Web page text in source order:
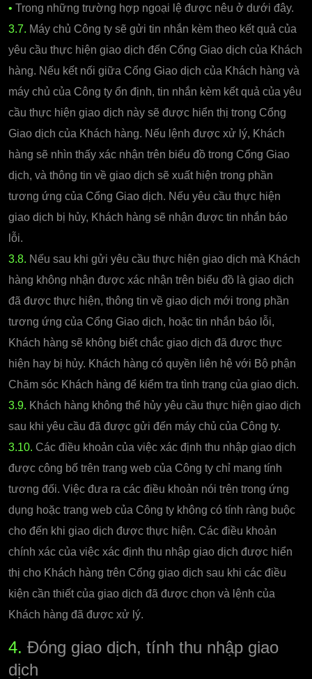
• Trong những trường hợp ngoại lệ được nêu ở dưới đây.
3.7. Máy chủ Công ty sẽ gửi tin nhắn kèm theo kết quả của
yêu cầu thực hiện giao dịch đến Cổng Giao dịch của Khách
hàng. Nếu kết nối giữa Cổng Giao dịch của Khách hàng và
máy chủ của Công ty ổn định, tin nhắn kèm kết quả của yêu
cầu thực hiện giao dịch này sẽ được hiển thị trong Cổng
Giao dịch của Khách hàng. Nếu lệnh được xử lý, Khách
hàng sẽ nhìn thấy xác nhận trên biểu đồ trong Cổng Giao
dịch, và thông tin về giao dịch sẽ xuất hiện trong phần
tương ứng của Cổng Giao dịch. Nếu yêu cầu thực hiện
giao dịch bị hủy, Khách hàng sẽ nhận được tin nhắn báo
lỗi.
3.8. Nếu sau khi gửi yêu cầu thực hiện giao dịch mà Khách
hàng không nhận được xác nhận trên biểu đồ là giao dịch
đã được thực hiện, thông tin về giao dịch mới trong phần
tương ứng của Cổng Giao dịch, hoặc tin nhắn báo lỗi,
Khách hàng sẽ không biết chắc giao dịch đã được thực
hiện hay bị hủy. Khách hàng có quyền liên hệ với Bộ phận
Chăm sóc Khách hàng để kiểm tra tình trạng của giao dịch.
3.9. Khách hàng không thể hủy yêu cầu thực hiện giao dịch
sau khi yêu cầu đã được gửi đến máy chủ của Công ty.
3.10. Các điều khoản của việc xác định thu nhập giao dịch
được công bố trên trang web của Công ty chỉ mang tính
tương đối. Việc đưa ra các điều khoản nói trên trong ứng
dụng hoặc trang web của Công ty không có tính ràng buộc
cho đến khi giao dịch được thực hiện. Các điều khoản
chính xác của việc xác định thu nhập giao dịch được hiển
thị cho Khách hàng trên Cổng giao dịch sau khi các điều
kiện cần thiết của giao dịch đã được chọn và lệnh của
Khách hàng đã được xử lý.
4. Đóng giao dịch, tính thu nhập giao
dịch